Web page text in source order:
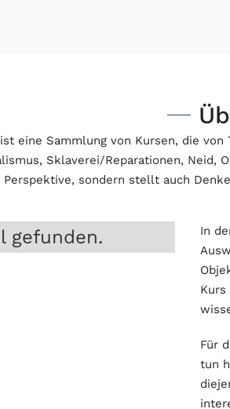
eine Sammlung von Kursen, die
Sklaverei/Reparationen, Neid,
Perspektive, sondern stellt auch
gefunden.
In
Für
tun